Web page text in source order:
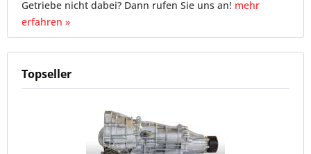
Getriebe nicht dabei? Dann rufen Sie uns an! mehr
erfahren »
Topseller